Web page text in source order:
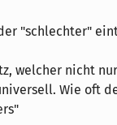
"schlechter"
welcher nicht
Wie oft